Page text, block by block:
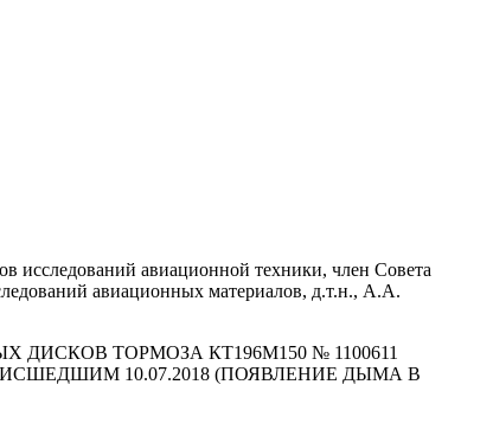
исследований авиационной техники, член Совета
авиационных материалов, д.т.н., А.А.
ТОРМОЗА КТ196М150 № 1100611
10.07.2018 (ПОЯВЛЕНИЕ ДЫМА В